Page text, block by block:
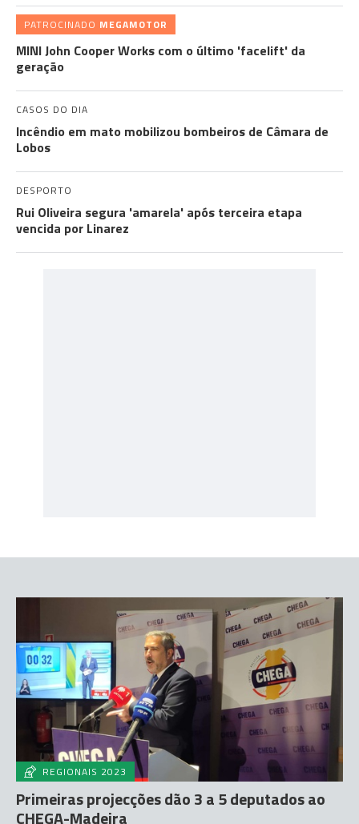
PATROCINADO MEGAMOTOR
MINI John Cooper Works com o último 'facelift' da
geração
CASOS DO DIA
Incêndio em mato mobilizou bombeiros de Câmara de
Lobos
DESPORTO
Rui Oliveira segura 'amarela' após terceira etapa
vencida por Linarez
REGIONAIS 2023
Primeiras projecções dão 3 a 5 deputados ao
CHEGA-Madeira